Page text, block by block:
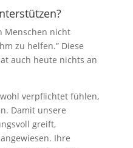
Menschen nicht
zu helfen.” Diese
auch heute nichts an
verpflichtet fühlen,
Damit unsere
greift,
Ihre